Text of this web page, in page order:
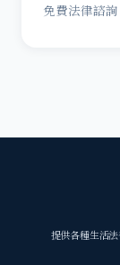
免費法律諮詢
提供各種生活